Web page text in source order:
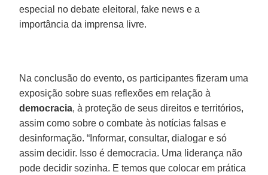
especial no debate eleitoral, fake news e a
importância da imprensa livre.
Na conclusão do evento, os participantes fizeram uma
exposição sobre suas reflexões em relação à
democracia, à proteção de seus direitos e territórios,
assim como sobre o combate às notícias falsas e
desinformação. “Informar, consultar, dialogar e só
assim decidir. Isso é democracia. Uma liderança não
pode decidir sozinha. E temos que colocar em prática